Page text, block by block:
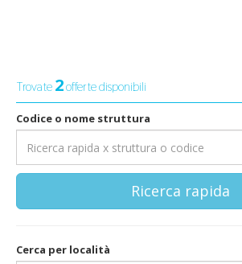
Trovate2offerte disponibili
Codice o nome struttura
Ricerca rapida
Cerca per località